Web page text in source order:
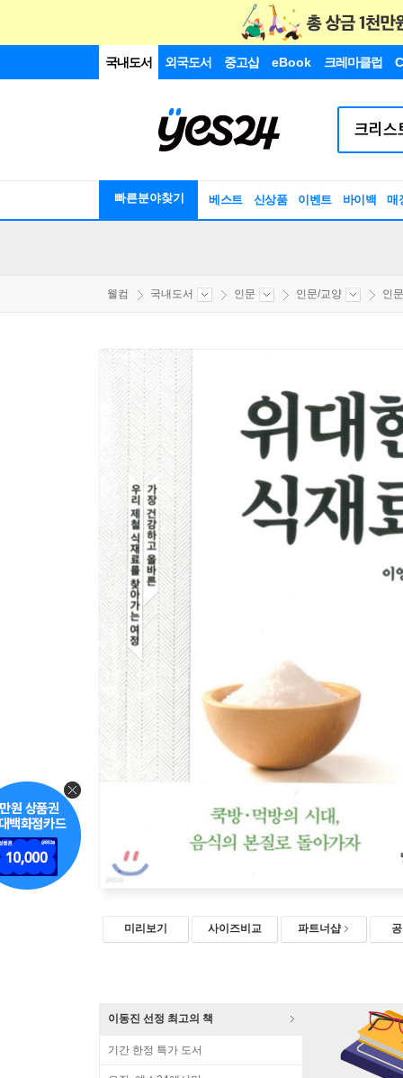
국내도서 외국도서 중고샵 eBook 크레마클럽
빠른분야찾기 베스트 신상품 이벤트 바이백 매
웰컴 국내도서 인문 인문/교양 인
미리보기 사이즈비교 파트너샵
이동진 선정 최고의 책
기간 한정 특가 도서